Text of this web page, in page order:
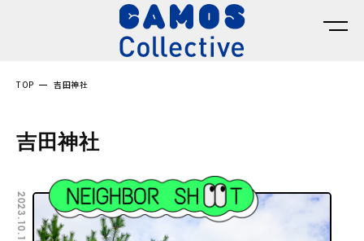
TOP 吉田神社
吉田神社
2023.10.11